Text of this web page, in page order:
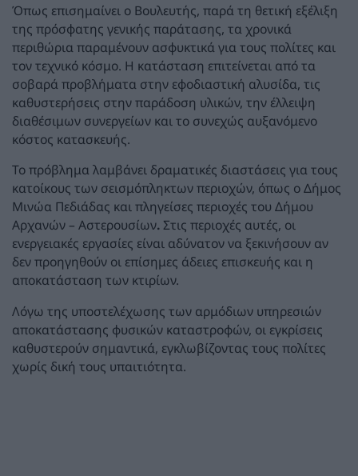
Όπως επισημαίνει ο Βουλευτής, παρά τη θετική εξέλιξη
της πρόσφατης γενικής παράτασης, τα χρονικά
περιθώρια παραμένουν ασφυκτικά για τους πολίτες και
τον τεχνικό κόσμο. Η κατάσταση επιτείνεται από τα
σοβαρά προβλήματα στην εφοδιαστική αλυσίδα, τις
καθυστερήσεις στην παράδοση υλικών, την έλλειψη
διαθέσιμων συνεργείων και το συνεχώς αυξανόμενο
κόστος κατασκευής.
Το πρόβλημα λαμβάνει δραματικές διαστάσεις για τους
κατοίκους των σεισμόπληκτων περιοχών, όπως ο Δήμος
Μινώα Πεδιάδας και πληγείσες περιοχές του Δήμου
Αρχανών – Αστερουσίων.Στις περιοχές αυτές, οι
ενεργειακές εργασίες είναι αδύνατον να ξεκινήσουν αν
δεν προηγηθούν οι επίσημες άδειες επισκευής και η
αποκατάσταση των κτιρίων.
Λόγω της υποστελέχωσης των αρμόδιων υπηρεσιών
αποκατάστασης φυσικών καταστροφών, οι εγκρίσεις
καθυστερούν σημαντικά, εγκλωβίζοντας τους πολίτες
χωρίς δική τους υπαιτιότητα.